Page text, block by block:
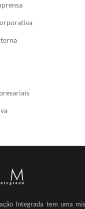
Integrada tem uma